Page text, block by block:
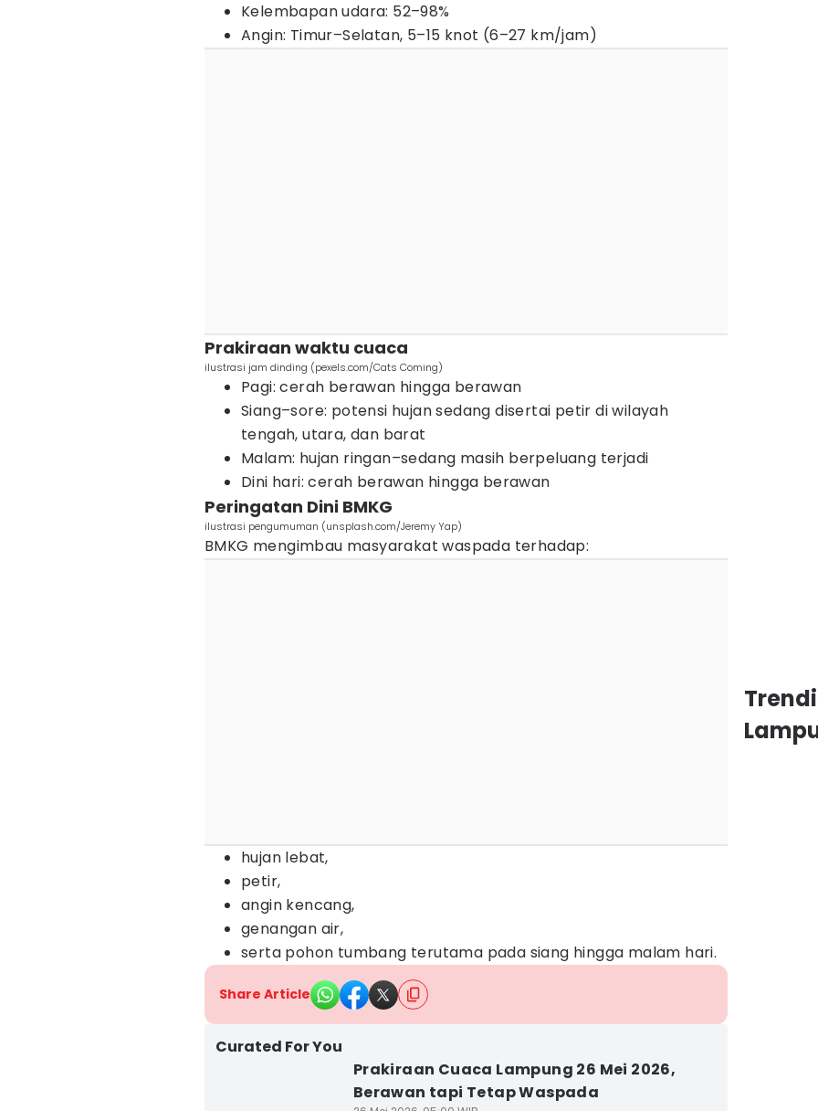
Kelembapan udara: 52–98%
Angin: Timur–Selatan, 5–15 knot (6–27 km/jam)
Prakiraan waktu cuaca
ilustrasi jam dinding (pexels.com/Cats Coming)
Pagi: cerah berawan hingga berawan
Siang–sore: potensi hujan sedang disertai petir di wilayah
tengah, utara, dan barat
Malam: hujan ringan–sedang masih berpeluang terjadi
Dini hari: cerah berawan hingga berawan
Peringatan Dini BMKG
ilustrasi pengumuman (unsplash.com/Jeremy Yap)
BMKG mengimbau masyarakat waspada terhadap:
hujan lebat,
petir,
angin kencang,
genangan air,
serta pohon tumbang terutama pada siang hingga malam hari.
Share Article
Curated For You
Prakiraan Cuaca Lampung 26 Mei 2026,
Berawan tapi Tetap Waspada